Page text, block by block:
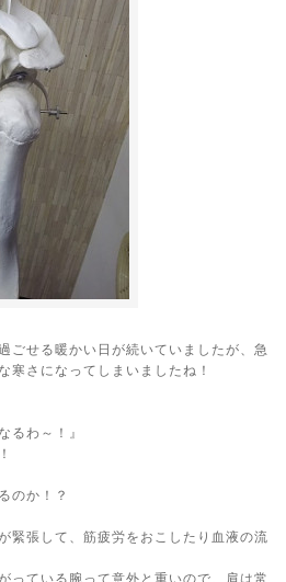
ごせる暖かい日が続いていましたが、急
寒さになってしまいましたね！
るわ～！』
のか！？
緊張して、筋疲労をおこしたり血液の流
っている腕って意外と重いので、肩は常